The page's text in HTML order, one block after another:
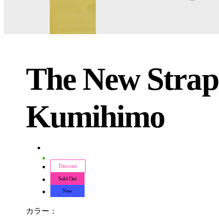
The New Strap
Kumihimo
Discount
Sold Out
New
カラー：